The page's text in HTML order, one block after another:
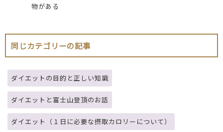
物がある
同じカテゴリーの記事
ダイエットの目的と正しい知識
ダイエットと富士山登頂のお話
ダイエット（１日に必要な摂取カロリーについて）